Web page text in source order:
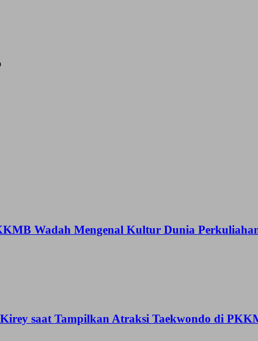
Wadah Mengenal Kultur Dunia
saat Tampilkan Atraksi Taekwondo di